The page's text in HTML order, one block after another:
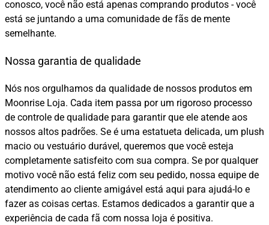
conosco, você não está apenas comprando produtos - você
está se juntando a uma comunidade de fãs de mente
semelhante.
Nossa garantia de qualidade
Nós nos orgulhamos da qualidade de nossos produtos em
Moonrise Loja. Cada item passa por um rigoroso processo
de controle de qualidade para garantir que ele atende aos
nossos altos padrões. Se é uma estatueta delicada, um plush
macio ou vestuário durável, queremos que você esteja
completamente satisfeito com sua compra. Se por qualquer
motivo você não está feliz com seu pedido, nossa equipe de
atendimento ao cliente amigável está aqui para ajudá-lo e
fazer as coisas certas. Estamos dedicados a garantir que a
experiência de cada fã com nossa loja é positiva.